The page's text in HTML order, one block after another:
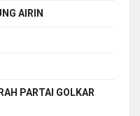
AIRIN
PARTAI GOLKAR